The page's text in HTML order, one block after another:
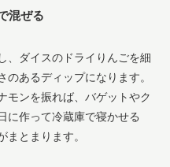
混ぜる
、ダイスのドライりんごを細
あるディップになります。
モンを振れば、バゲットやク
に作って冷蔵庫で寝かせる
まとまります。